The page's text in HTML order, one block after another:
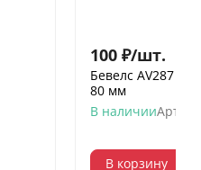
100 ₽/шт.
Бевелс AV287 (4
80 мм
В наличии
В корзину